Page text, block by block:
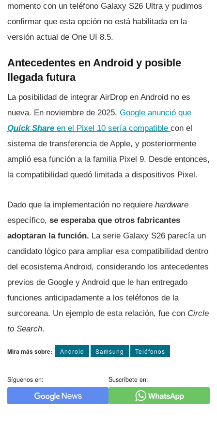
momento con un teléfono Galaxy S26 Ultra y pudimos
confirmar que esta opción no está habilitada en la
versión actual de One UI 8.5.
Antecedentes en Android y posible
llegada futura
La posibilidad de integrar AirDrop en Android no es
nueva. En noviembre de 2025, Google anunció que
Quick Share en el Pixel 10 sería compatible con el
sistema de transferencia de Apple, y posteriormente
amplió esa función a la familia Pixel 9. Desde entonces,
la compatibilidad quedó limitada a dispositivos Pixel.
Dado que la implementación no requiere hardware
específico, se esperaba que otros fabricantes
adoptaran la función. La serie Galaxy S26 parecía un
candidato lógico para ampliar esa compatibilidad dentro
del ecosistema Android, considerando los antecedentes
previos de Google y Android que le han entregado
funciones anticipadamente a los teléfonos de la
surcoreana. Un ejemplo de esta relación, fue con Circle
to Search.
Mira más sobre: Android Samsung Teléfonos
Síguenos en: Suscríbete en: